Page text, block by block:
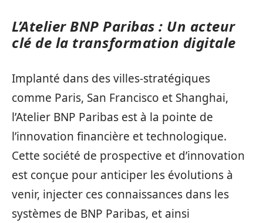
L’Atelier BNP Paribas : Un acteur
clé de la transformation digitale
Implanté dans des villes-stratégiques
comme Paris, San Francisco et Shanghai,
l’Atelier BNP Paribas est à la pointe de
l’innovation financière et technologique.
Cette société de prospective et d’innovation
est conçue pour anticiper les évolutions à
venir, injecter ces connaissances dans les
systèmes de BNP Paribas, et ainsi